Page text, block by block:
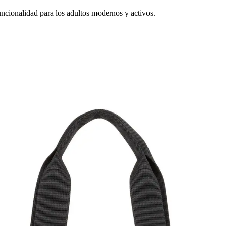
para los adultos modernos y activos.